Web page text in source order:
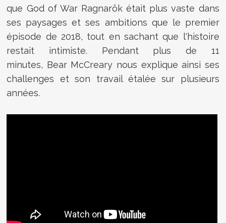
que God of War Ragnarök était plus vaste dans
ses paysages et ses ambitions que le premier
épisode de 2018, tout en sachant que l'histoire
restait intimiste. Pendant plus de 11
minutes, Bear McCreary nous explique ainsi ses
challenges et son travail étalée sur plusieurs
années.